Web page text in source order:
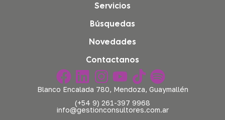
Servicios
Búsquedas
Novedades
Contactanos
Blanco Encalada 780, Mendoza, Guaymallén
(+54 9) 261-397 9968
info@gestionconsultores.com.ar